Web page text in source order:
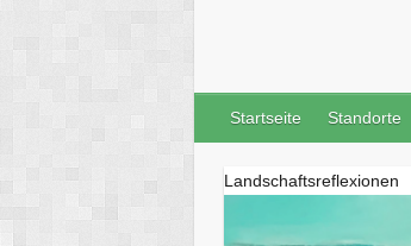
Startseite Standorte
Landschaftsreflexionen